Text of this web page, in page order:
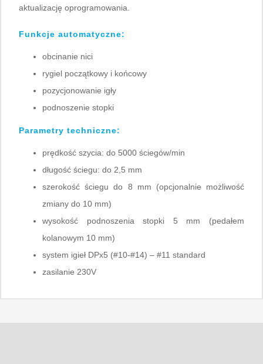
aktualizację oprogramowania.
Funkcje automatyczne:
obcinanie nici
rygiel początkowy i końcowy
pozycjonowanie igły
podnoszenie stopki
Parametry techniczne:
prędkość szycia: do 5000 ściegów/min
długość ściegu: do 2,5 mm
szerokość ściegu do 8 mm (opcjonalnie możliwość
zmiany do 10 mm)
wysokość podnoszenia stopki 5 mm (pedałem
kolanowym 10 mm)
system igieł DPx5 (#10-#14) – #11 standard
zasilanie 230V